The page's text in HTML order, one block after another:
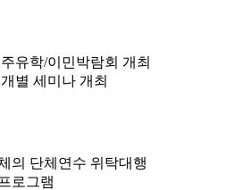
유학/이민박람회 개최
별 세미나 개최
의 단체연수 위탁대행
로그램